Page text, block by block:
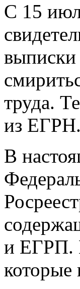
С 15
труда.
из ЕГРН.
В
и ЕГРП.
которые